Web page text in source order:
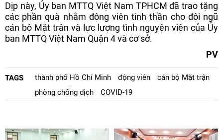
Dịp này, Ủy ban MTTQ Việt Nam TPHCM đã trao tặng
các phần quà nhằm động viên tinh thần cho đội ngũ
cán bộ Mặt trận và lực lượng tình nguyện viên của Ủy
ban MTTQ Việt Nam Quận 4 và cơ sở.
PV
TAGS thành phố Hồ Chí Minh động viên
cán bộ Mặt trận
phòng chống dịch
COVID-19